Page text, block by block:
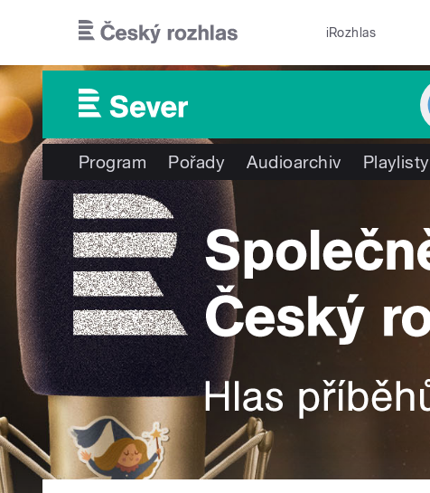
iRozhlas
Program Pořady Audioarchiv Playlisty